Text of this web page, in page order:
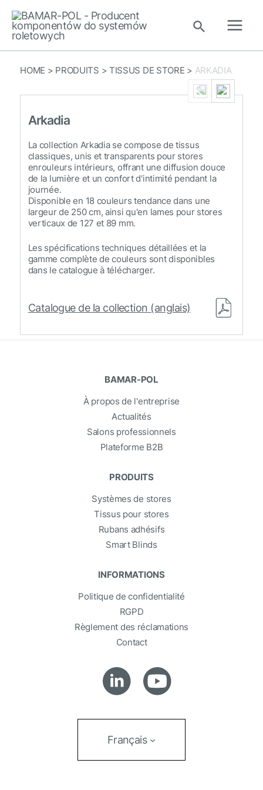
contenu
Rechercher
HOME > PRODUITS > TISSUS DE STORE > ARKADIA
Arkadia
La collection Arkadia se compose de tissus
classiques, unis et transparents pour stores
enrouleurs intérieurs, offrant une diffusion douce
de la lumière et un confort d'intimité pendant la
journée.
Disponible en 18 couleurs tendance dans une
largeur de 250 cm, ainsi qu'en lames pour stores
verticaux de 127 et 89 mm.
Les spécifications techniques détaillées et la
gamme complète de couleurs sont disponibles
dans le catalogue à télécharger.
Catalogue de la collection (anglais)
BAMAR-POL
À propos de l'entreprise
Actualités
Salons professionnels
Plateforme B2B
PRODUITS
Systèmes de stores
Tissus pour stores
Rubans adhésifs
Smart Blinds
INFORMATIONS
Politique de confidentialité
RGPD
Règlement des réclamations
Contact
Français